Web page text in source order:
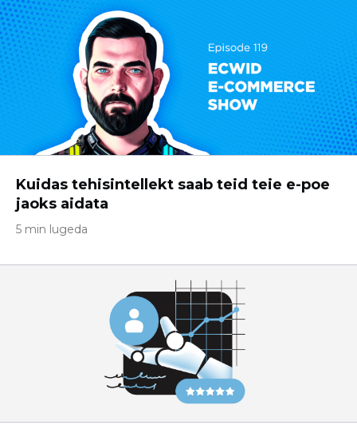
Kuidas tehisintellekt saab teid teie e-poe
jaoks aidata
5 min lugeda